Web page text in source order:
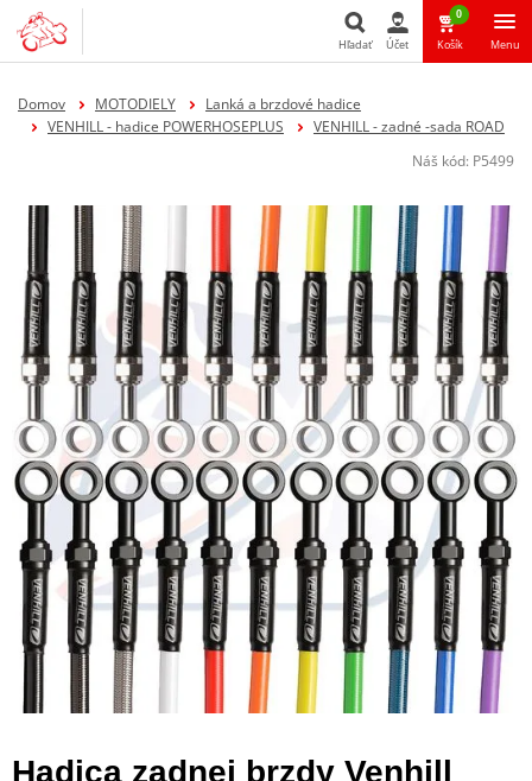
Hľadať Účet
0
Košík Menu
Domov MOTODIELY
Lanká a brzdové hadice
VENHILL - hadice POWERHOSEPLUS
VENHILL - zadné -sada ROAD
Náš kód: P5499
Hadica zadnej brzdy Venhill